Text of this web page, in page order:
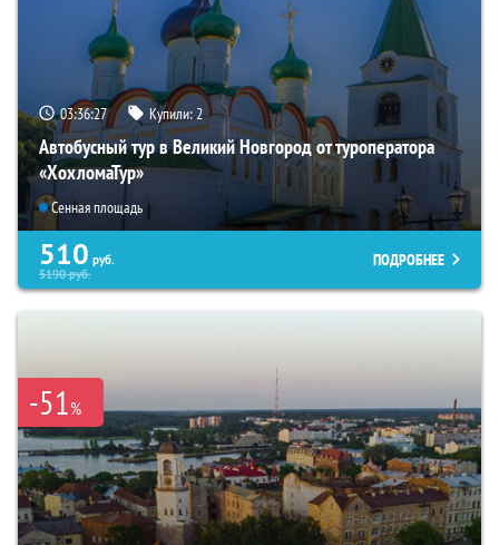
03:36:25 Купили:2
Автобусный тур в Великий Новгород от туроператора
«ХохломаТур»
Сенная площадь
510 руб.
5190руб.
ПОДРОБНЕЕ
-51%